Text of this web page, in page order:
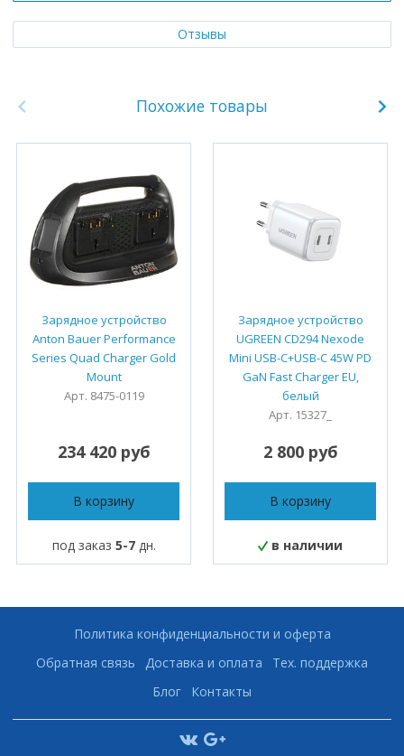
Отзывы
Похожие товары
Зарядное устройство
Anton Bauer Performance
Series Quad Charger Gold
Mount
Арт. 8475-0119
234 420 руб
В корзину
под заказ 5-7дн.
Зарядное устройство
UGREEN CD294 Nexode
Mini USB-C+USB-C 45W PD
GaN Fast Charger EU,
белый
Арт. 15327_
2 800 руб
В корзину
в наличии
Политика конфиденциальности и оферта
Обратная связь
Доставка и оплата
Тех. поддержка
Блог
Контакты